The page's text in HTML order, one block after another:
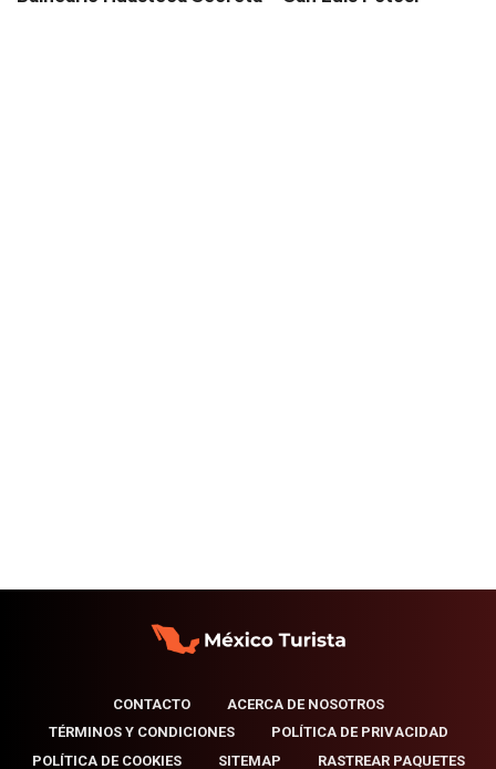
CONTACTO
ACERCA DE NOSOTROS
TÉRMINOS Y CONDICIONES
POLÍTICA DE PRIVACIDAD
POLÍTICA DE COOKIES
SITEMAP RASTREAR PAQUETES